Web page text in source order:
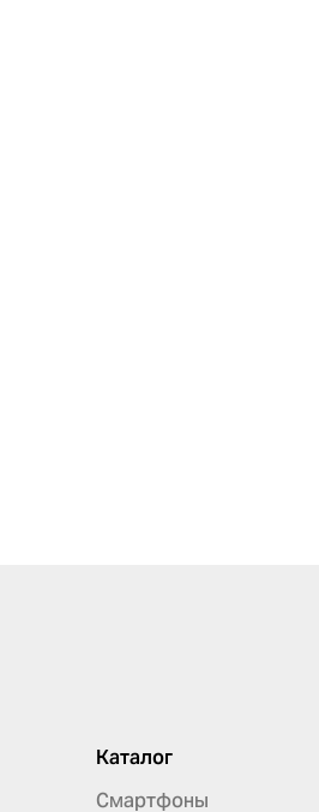
Каталог
Смартфоны